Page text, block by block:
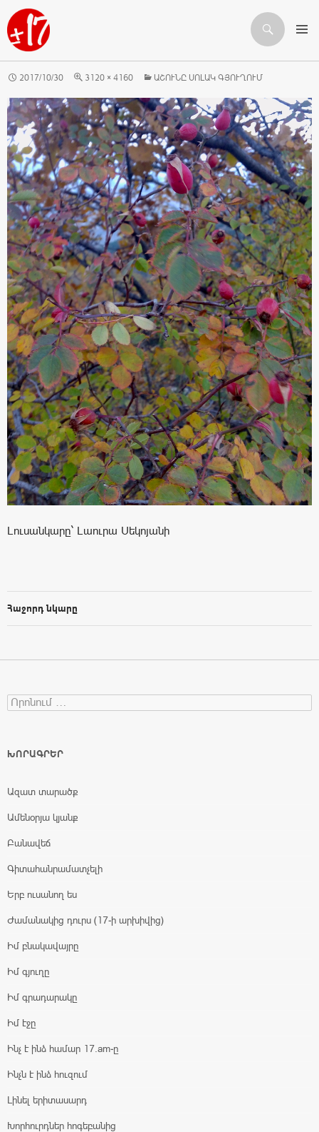
Որոնում
ԱՆՑՆԵԼ ԲՈՎԱՆԴԱԿՈՒԹՅԱՆԸ
2017/10/30 3120 × 4160 ԱՇՈՒՆԸ ՍՈԼԱԿ ԳՅՈՒՂՈՒՄ
Լուսանկարը` Լաուրա Սեկոյանի
Հաջորդ նկարը
Search for:
ԽՈՐԱԳՐԵՐ
Ազատ տարածք
Ամենօրյա կյանք
Բանավեճ
Գիտահանրամատչելի
Երբ ուսանող ես
Ժամանակից դուրս (17-ի արխիվից)
Իմ բնակավայրը
Իմ գյուղը
Իմ գրադարակը
Իմ էջը
Ինչ է ինձ համար 17.am-ը
Ինչն է ինձ հուզում
Լինել երիտասարդ
Խորհուրդներ հոգեբանից